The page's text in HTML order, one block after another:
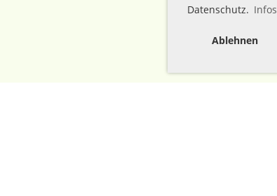
Datenschutz. Infos
Ablehnen